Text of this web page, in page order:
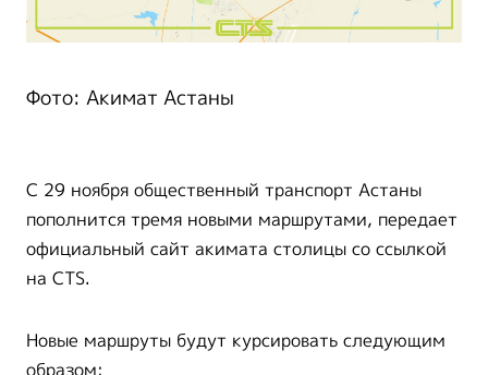
Фото: Акимат Астаны
С 29 ноября общественный транспорт Астаны
пополнится тремя новыми маршрутами, передает
официальный сайт акимата столицы со ссылкой
на CTS.
Новые маршруты будут курсировать следующим